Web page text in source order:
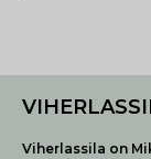
Viherlassila on